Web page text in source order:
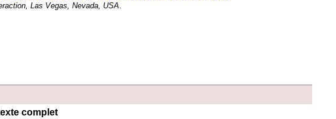
Las Vegas, Nevada, USA.
complet